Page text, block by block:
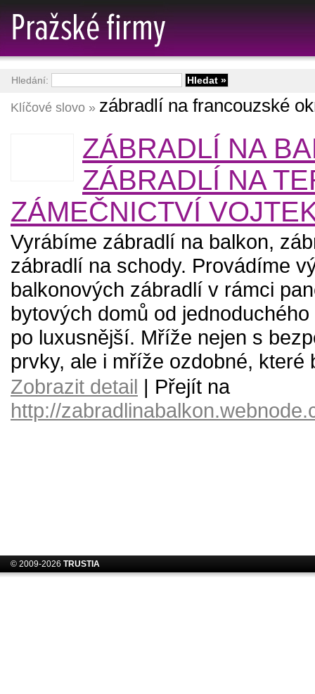
Klíčové slovo » zábradlí na francouzské
ZÁBRADLÍ NA
ZÁBRADLÍ NA
ZÁMEČNICTVÍ
Vyrábíme zábradlí na balkon,
zábradlí na schody. Provádíme
balkonových zábradlí v rámci
bytových domů od
po luxusnější. Mříže nejen s
prvky, ale i mříže ozdobné, které
Zobrazit detail | Přejít na
http://
Hledání:
© 2009-2026 TRUSTIA